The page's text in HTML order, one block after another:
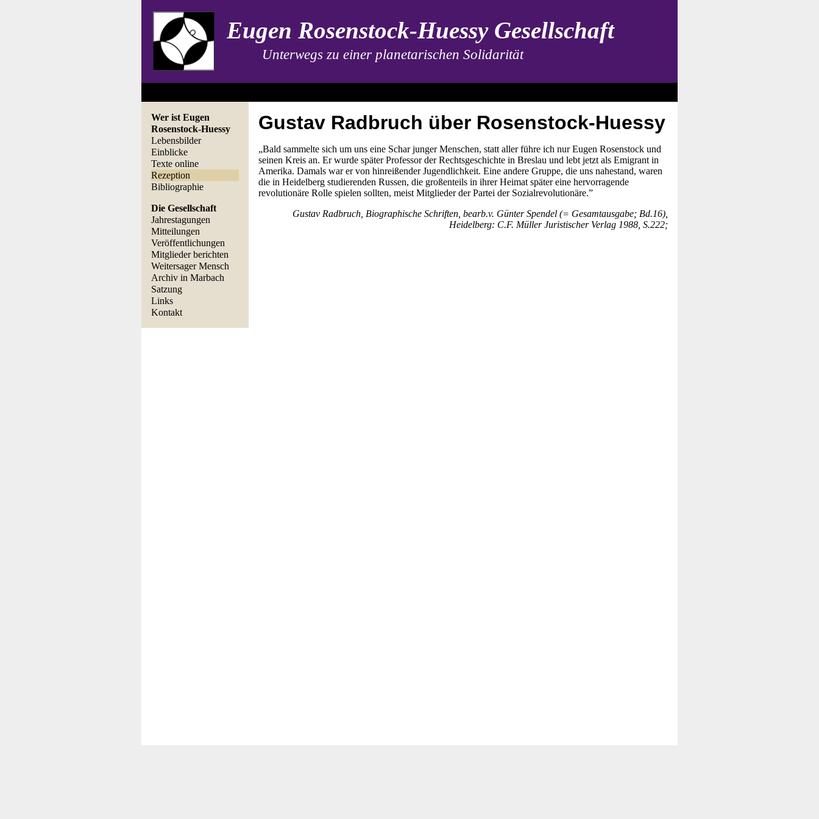
Eugen Rosenstock-Huessy Gesellschaft
Unterwegs zu einer planetarischen Solidarität
Wer ist Eugen
Rosenstock-Huessy
Lebensbilder
Einblicke
Texte online
Rezeption
Bibliographie
Die Gesellschaft
Jahrestagungen
Mitteilungen
Veröffentlichungen
Mitglieder berichten
Weitersager Mensch
Archiv in Marbach
Satzung
Links
Kontakt
Gustav Radbruch über Rosenstock-Huessy
„Bald sammelte sich um uns eine Schar junger Menschen, statt aller führe ich nur Eugen Rosenstock und
seinen Kreis an. Er wurde später Professor der Rechtsgeschichte in Breslau und lebt jetzt als Emigrant in
Amerika. Damals war er von hinreißender Jugendlichkeit. Eine andere Gruppe, die uns nahestand, waren
die in Heidelberg studierenden Russen, die großenteils in ihrer Heimat später eine hervorragende
revolutionäre Rolle spielen sollten, meist Mitglieder der Partei der Sozialrevolutionäre.”
Gustav Radbruch, Biographische Schriften, bearb.v. Günter Spendel (= Gesamtausgabe; Bd.16),
Heidelberg: C.F. Müller Juristischer Verlag 1988, S.222;